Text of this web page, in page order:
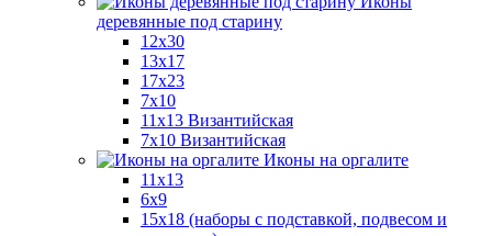
деревянные под старину
12х30
13x17
17x23
7x10
11x13 Византийская
7x10 Византийская
Иконы на оргалите
11x13
6x9
15х18 (наборы с подставкой, подвесом и